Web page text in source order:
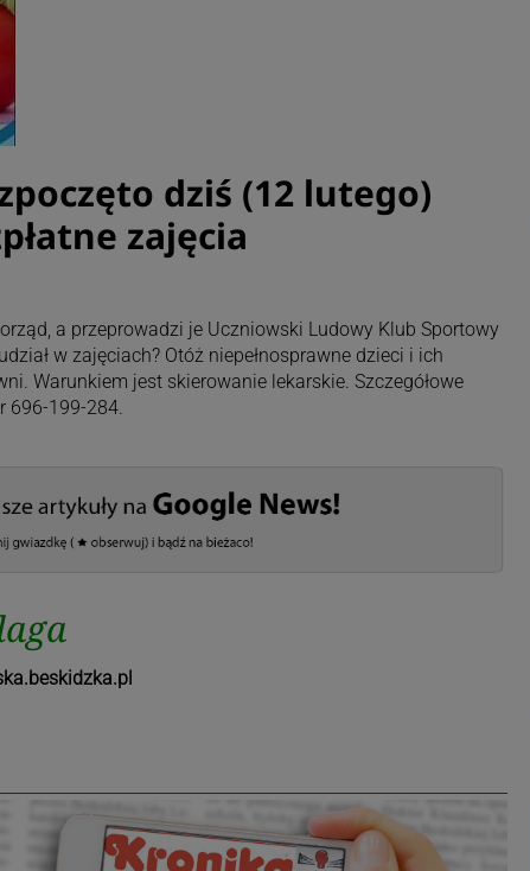
dziś (12 lutego)
zajęcia
a przeprowadzi je Uczniowski Ludowy Klub Sportowy
w zajęciach? Otóż niepełnosprawne dzieci i ich
Warunkiem jest skierowanie lekarskie. Szczegółowe
696-199-284.